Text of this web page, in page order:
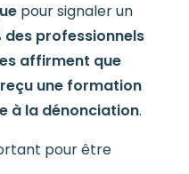
pour signaler un
des professionnels
affirment que
une formation
à la dénonciation.
pour être